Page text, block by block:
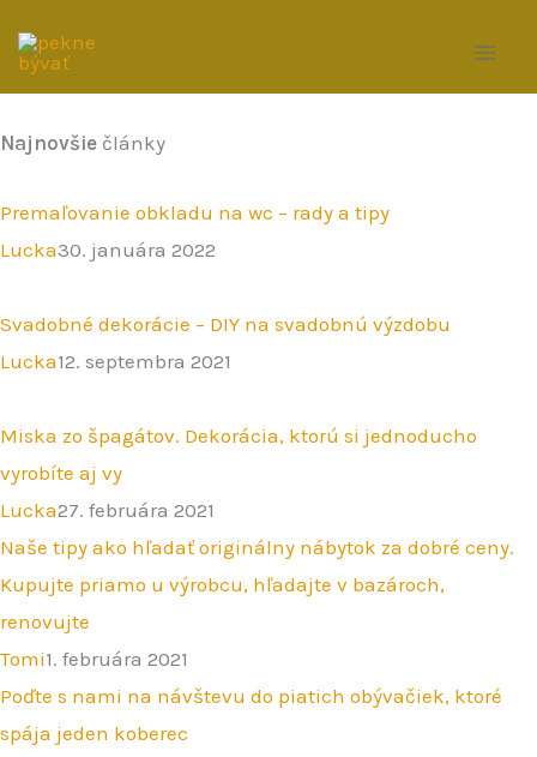
na
obsah
Najnovšie články
Premaľovanie obkladu na wc – rady a tipy
Lucka30. januára 2022
Svadobné dekorácie – DIY na svadobnú výzdobu
Lucka12. septembra 2021
Miska zo špagátov. Dekorácia, ktorú si jednoducho
vyrobíte aj vy
Lucka27. februára 2021
Naše tipy ako hľadať originálny nábytok za dobré ceny.
Kupujte priamo u výrobcu, hľadajte v bazároch,
renovujte
Tomi1. februára 2021
Poďte s nami na návštevu do piatich obývačiek, ktoré
spája jeden koberec